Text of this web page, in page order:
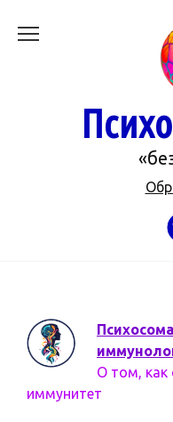
О том, как
иммунитет